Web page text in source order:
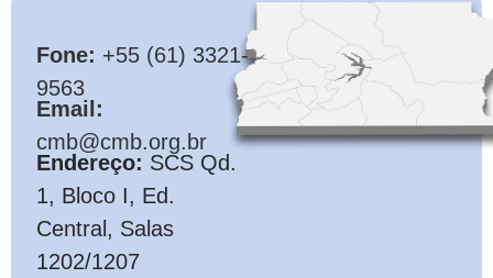
Fone: +55 (61) 3321-
9563
Email:
cmb@cmb.org.br
Endereço: SCS Qd.
1, Bloco I, Ed.
Central, Salas
1202/1207